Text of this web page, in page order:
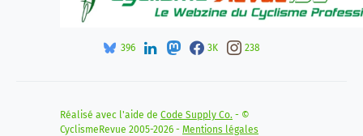
396 3K 238
Réalisé avec l'aide de Code Supply Co. - ©
CyclismeRevue 2005-2026 - Mentions légales